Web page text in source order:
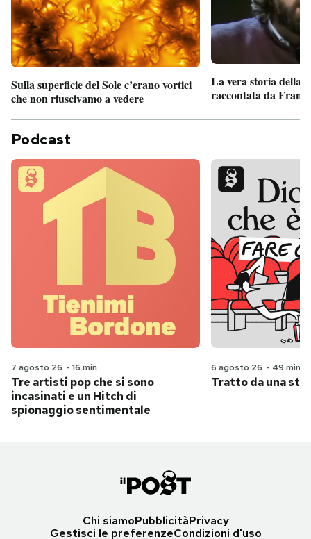
Sulla superficie del Sole c’erano vortici
che non riuscivamo a vedere
La vera storia della
raccontata da
Podcast
7 agosto 26 - 16 min
Tre artisti pop che si sono
incasinati e un Hitch di
spionaggio sentimentale
6 agosto 26 - 49 min
Tratto da una
Chi siamoPubblicitàPrivacy
Gestisci le preferenzeCondizioni d'uso